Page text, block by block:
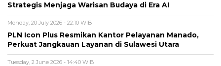
Strategis Menjaga Warisan Budaya di Era AI
Monday, 20 July 2026 - 22:10 WIB
PLN Icon Plus Resmikan Kantor Pelayanan Manado,
Perkuat Jangkauan Layanan di Sulawesi Utara
Tuesday, 2 June 2026 - 14:40 WIB